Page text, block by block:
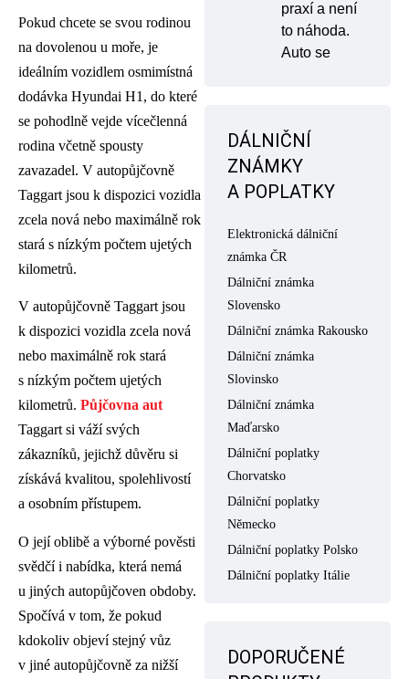
Pokud chcete se svou rodinou
na dovolenou u moře, je
ideálním vozidlem osmimístná
dodávka Hyundai H1, do které
se pohodlně vejde vícečlenná
rodina včetně spousty
zavazadel. V autopůjčovně
Taggart jsou k dispozici vozidla
zcela nová nebo maximálně rok
stará s nízkým počtem ujetých
kilometrů.
V autopůjčovně Taggart jsou
k dispozici vozidla zcela nová
nebo maximálně rok stará
s nízkým počtem ujetých
kilometrů. Půjčovna aut
Taggart si váží svých
zákazníků, jejichž důvěru si
získává kvalitou, spolehlivostí
a osobním přístupem.
O její oblibě a výborné pověsti
svědčí i nabídka, která nemá
u jiných autopůjčoven obdoby.
Spočívá v tom, že pokud
kdokoliv objeví stejný vůz
v jiné autopůjčovně za nižší
praxí a není
to náhoda.
Auto se
DÁLNIČNÍ
ZNÁMKY
A POPLATKY
Elektronická dálniční
známka ČR
Dálniční známka
Slovensko
Dálniční známka Rakousko
Dálniční známka
Slovinsko
Dálniční známka
Maďarsko
Dálniční poplatky
Chorvatsko
Dálniční poplatky
Německo
Dálniční poplatky Polsko
Dálniční poplatky Itálie
DOPORUČENÉ